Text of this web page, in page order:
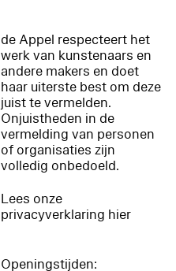
de Appel respecteert het
werk van kunstenaars en
andere makers en doet
haar uiterste best om deze
juist te vermelden.
Onjuistheden in de
vermelding van personen
of organisaties zijn
volledig onbedoeld.
Lees onze
privacyverklaring hier
Openingstijden: